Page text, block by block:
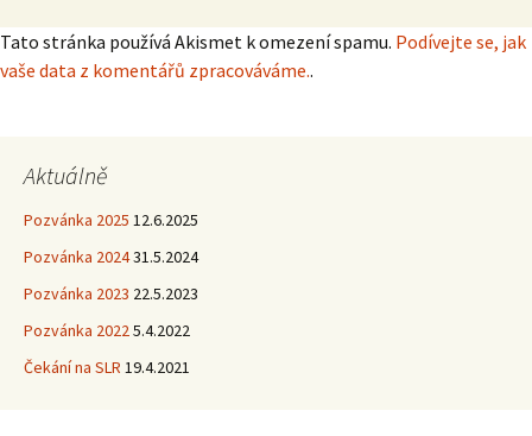
Tato stránka používá Akismet k omezení spamu. Podívejte se, jak
vaše data z komentářů zpracováváme..
Aktuálně
Pozvánka 2025 12.6.2025
Pozvánka 202431.5.2024
Pozvánka 2023 22.5.2023
Pozvánka 20225.4.2022
Čekání na SLR 19.4.2021